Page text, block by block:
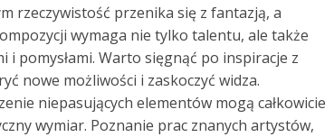
rzeczywistość przenika się z fantazją, a
wymaga nie tylko talentu, ale także
pomysłami. Warto sięgnąć po inspiracje z
nowe możliwości i zaskoczyć widza.
niepasujących elementów mogą całkowicie
wymiar. Poznanie prac znanych artystów,